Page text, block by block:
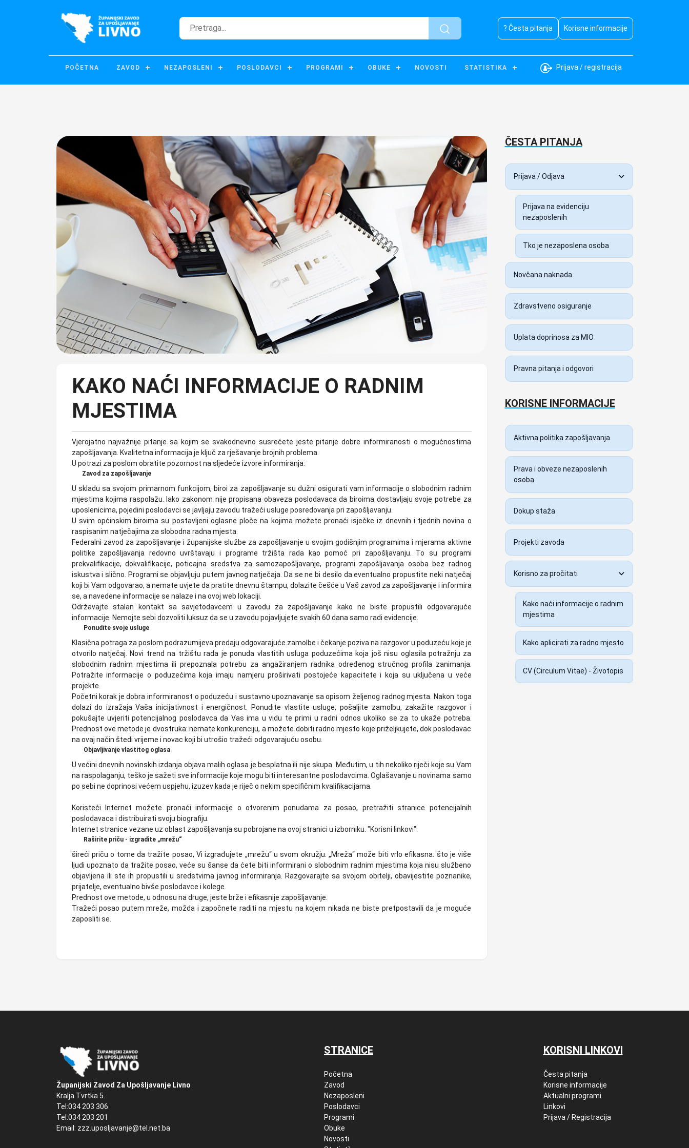
? Česta pitanja Korisne informacije
POČETNA ZAVOD NEZAPOSLENI POSLODAVCI PROGRAMI OBUKE NOVOSTI STATISTIKA Prijava / registracija
KAKO NAĆI INFORMACIJE O RADNIM
MJESTIMA
Vjerojatno najvažnije pitanje sa kojim se svakodnevno susrećete jeste pitanje dobre informiranosti o mogućnostima
zapošljavanja. Kvalitetna informacija je ključ za rješavanje brojnih problema.
U potrazi za poslom obratite pozornost na sljedeće izvore informiranja:
Zavod za zapošljavanje
U skladu sa svojom primarnom funkcijom, biroi za zapošljavanje su dužni osigurati vam informacije o slobodnim radnim
mjestima kojima raspolažu. Iako zakonom nije propisana obaveza poslodavaca da biroima dostavljaju svoje potrebe za
uposlenicima, pojedini poslodavci se javljaju zavodu tražeći usluge posredovanja pri zapošljavanju.
U svim općinskim biroima su postavljeni oglasne ploče na kojima možete pronaći isječke iz dnevnih i tjednih novina o
raspisanim natječajima za slobodna radna mjesta.
Federalni zavod za zapošljavanje i županijske službe za zapošljavanje u svojim godišnjim programima i mjerama aktivne
politike zapošljavanja redovno uvrštavaju i programe tržišta rada kao pomoć pri zapošljavanju. To su programi
prekvalifikacije, dokvalifikacije, poticajna sredstva za samozapošljavanje, programi zapošljavanja osoba bez radnog
iskustva i slično. Programi se objavljuju putem javnog natječaja. Da se ne bi desilo da eventualno propustite neki natječaj
koji bi Vam odgovarao, a nemate uvjete da pratite dnevnu štampu, dolazite češće u Vaš zavod za zapošljavanje i informira
se, a navedene informacije se nalaze i na ovoj web lokaciji.
Održavajte stalan kontakt sa savjetodavcem u zavodu za zapošljavanje kako ne biste propustili odgovarajuće
informacije. Nemojte sebi dozvoliti luksuz da se u zavodu pojavljujete svakih 60 dana samo radi evidencije.
Ponudite svoje usluge
Klasična potraga za poslom podrazumijeva predaju odgovarajuće zamolbe i čekanje poziva na razgovor u poduzeću koje je
otvorilo natječaj. Novi trend na tržištu rada je ponuda vlastitih usluga poduzećima koja još nisu oglasila potražnju za
slobodnim radnim mjestima ili prepoznala potrebu za angažiranjem radnika određenog stručnog profila zanimanja.
Potražite informacije o poduzećima koja imaju namjeru proširivati postojeće kapacitete i koja su uključena u veće
projekte.
Početni korak je dobra informiranost o poduzeću i sustavno upoznavanje sa opisom željenog radnog mjesta. Nakon toga
dolazi do izražaja Vaša inicijativnost i energičnost. Ponudite vlastite usluge, pošaljite zamolbu, zakažite razgovor i
pokušajte uvjeriti potencijalnog poslodavca da Vas ima u vidu te primi u radni odnos ukoliko se za to ukaže potreba.
Prednost ove metode je dvostruka: nemate konkurenciju, a možete dobiti radno mjesto koje priželjkujete, dok poslodavac
na ovaj način štedi vrijeme i novac koji bi utrošio tražeći odgovarajuću osobu.
Objavljivanje vlastitog oglasa
U većini dnevnih novinskih izdanja objava malih oglasa je besplatna ili nije skupa. Međutim, u tih nekoliko riječi koje su Vam
na raspolaganju, teško je sažeti sve informacije koje mogu biti interesantne poslodavcima. Oglašavanje u novinama samo
po sebi ne doprinosi većem uspjehu, izuzev kada je riječ o nekim specifičnim kvalifikacijama.
Koristeći Internet možete pronaći informacije o otvorenim ponudama za posao, pretražiti stranice potencijalnih
poslodavaca i distribuirati svoju biografiju.
Internet stranice vezane uz oblast zapošljavanja su pobrojane na ovoj stranici u izborniku. "Korisni linkovi".
Raširite priču - izgradite „mrežu“
šireći priču o tome da tražite posao, Vi izgrađujete „mrežu“ u svom okružju. „Mreža“ može biti vrlo efikasna. što je više
ljudi upoznato da tražite posao, veće su šanse da ćete biti informirani o slobodnim radnim mjestima koja nisu službeno
objavljena ili ste ih propustili u sredstvima javnog informiranja. Razgovarajte sa svojom obitelji, obavijestite poznanike,
prijatelje, eventualno bivše poslodavce i kolege.
Prednost ove metode, u odnosu na druge, jeste brže i efikasnije zapošljavanje.
Tražeći posao putem mreže, možda i započnete raditi na mjestu na kojem nikada ne biste pretpostavili da je moguće
zaposliti se.
ČESTA PITANJA
Prijava / Odjava
Prijava na evidenciju
nezaposlenih
Tko je nezaposlena osoba
Novčana naknada
Zdravstveno osiguranje
Uplata doprinosa za MIO
Pravna pitanja i odgovori
KORISNE INFORMACIJE
Aktivna politika zapošljavanja
Prava i obveze nezaposlenih
osoba
Dokup staža
Projekti zavoda
Korisno za pročitati
Kako naći informacije o radnim
mjestima
Kako aplicirati za radno mjesto
CV (Circulum Vitae) - Životopis
Županijski Zavod Za Upošljavanje Livno
Kralja Tvrtka 5.
Tel:034 203 306
Tel:034 203 201
Email: zzz.uposljavanje@tel.net.ba
STRANICE
Početna
Zavod
Nezaposleni
Poslodavci
Programi
Obuke
Novosti
KORISNI LINKOVI
Česta pitanja
Korisne informacije
Aktualni programi
Linkovi
Prijava / Registracija